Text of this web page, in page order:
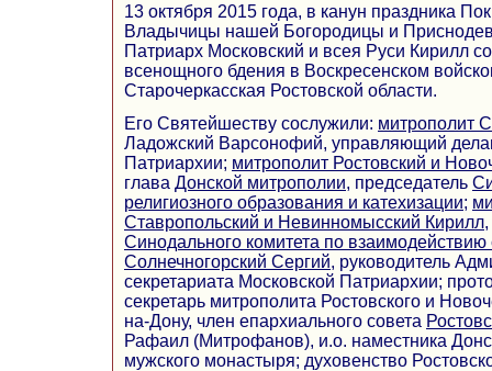
13 октября 2015 года, в канун праздника
Владычицы нашей Богородицы и
Патриарх Московский и всея Руси Кирилл
всенощного бдения в Воскресенском
Старочеркасская Ростовской области.
Его Святейшеству сослужили: митрополит
Ладожский Варсонофий, управляющий
Патриархии; митрополит Ростовский и
глава Донской митрополии, председатель
религиозного образования и катехизации;
Ставропольский и Невинномысский Кирилл
Синодального комитета по взаимодействию
Солнечногорский Сергий, руководитель
секретариата Московской Патриархии;
секретарь митрополита Ростовского и
на-Дону, член епархиального совета
Рафаил (Митрофанов), и.о. наместника
мужского монастыря; духовенство